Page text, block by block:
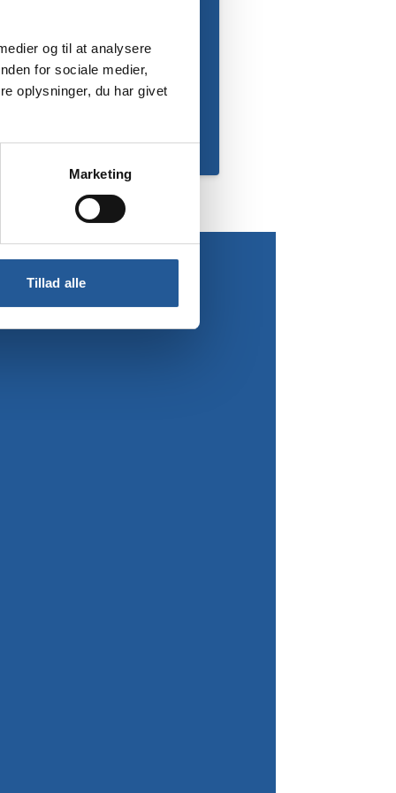
og til at analysere
for sociale medier,
oplysninger, du har givet
Marketing
Tillad alle